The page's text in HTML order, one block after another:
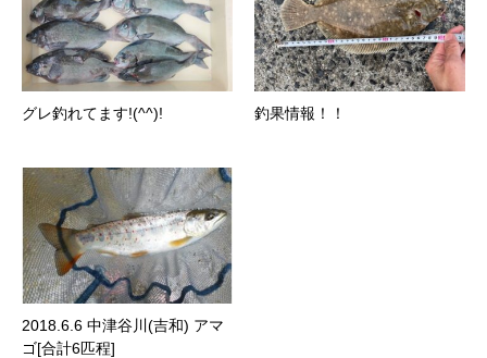
グレ釣れてます!(^^)! 釣果情報！！
2018.6.6 中津谷川(吉和) アマ
ゴ[合計6匹程]